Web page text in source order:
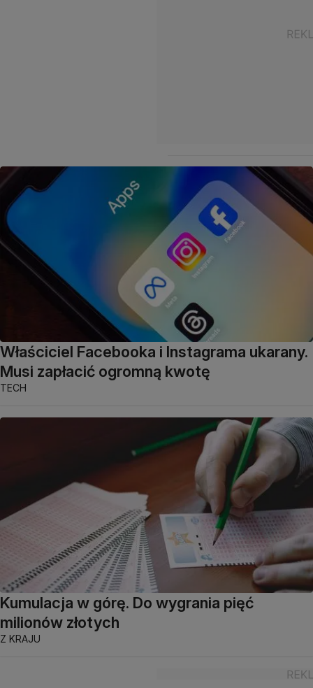
Właściciel Facebooka i Instagrama ukarany.
Musi zapłacić ogromną kwotę
TECH
Kumulacja w górę. Do wygrania pięć
milionów złotych
Z KRAJU